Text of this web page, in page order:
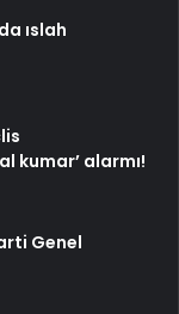
ıslah
kumar’ alarmı!
Genel